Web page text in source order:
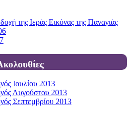
της Ιεράς Εικόνας της Παναγιάς
Ιουλίου 2013
Αυγούστου 2013
Σεπτεμβρίου 2013